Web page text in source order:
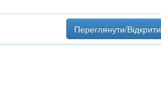
Переглянути/Відкрити